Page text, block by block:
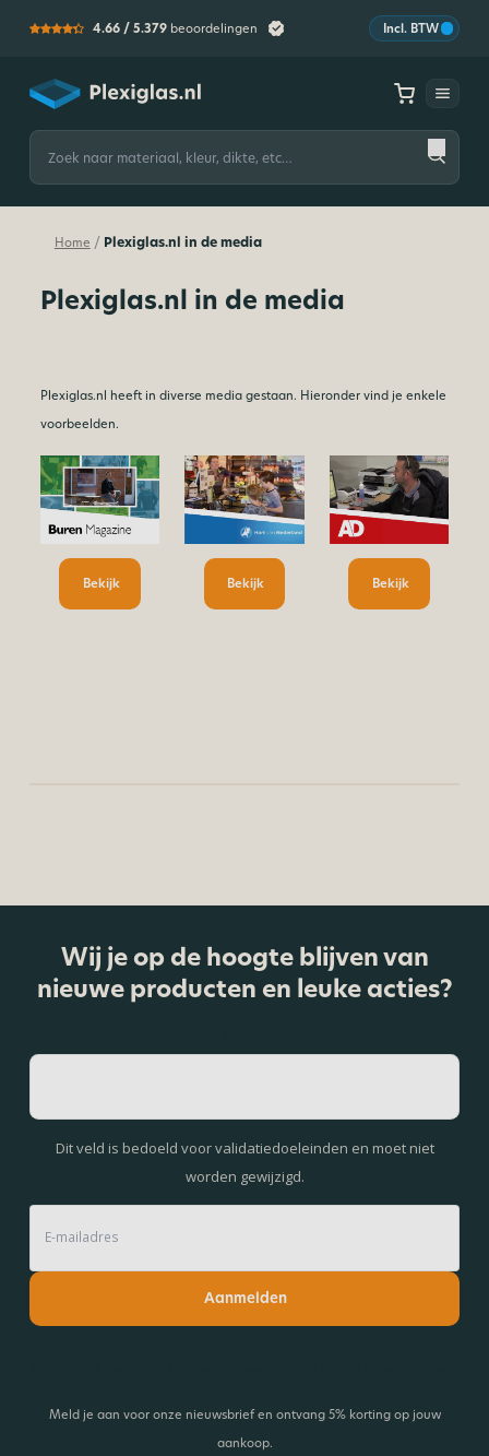
4.66 / 5.379 beoordelingen Incl. BTW
Plexiglas
Zoeken
naar:
Home / Plexiglas.nl in de media
Plexiglas.nl in de media
Plexiglas.nl heeft in diverse media gestaan. Hieronder vind je enkele
voorbeelden.
Bekijk Bekijk Bekijk
Wij je op de hoogte blijven van
nieuwe producten en leuke acties?
Dit veld is bedoeld voor validatiedoeleinden en moet niet
worden gewijzigd.
Aanmelden
Meld je aan voor onze nieuwsbrief en ontvang 5% korting op jouw
aankoop.